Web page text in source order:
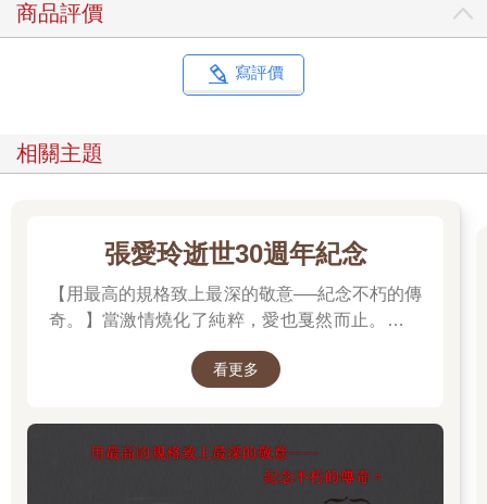
商品評價
寫評價
相關主題
張愛玲逝世30週年紀念
【用最高的規格致上最深的敬意──紀念不朽的傳
奇。】當激情燒化了純粹，愛也戛然而止。透視
看更多